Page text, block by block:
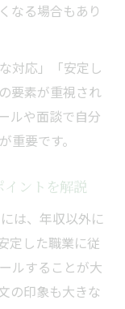
したい生活力
なる場合もあり
対応」「安定し
要素が重視され
ルや面談で自分
重要です。
ントを解説
は、年収以外に
定した職業に従
ルすることが大
の印象も大きな